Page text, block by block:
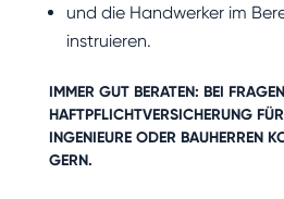
und die Handwerker im
instruieren.
IMMER GUT BERATEN: BEI
HAFTPFLICHTVERSICHERUNG FÜR
INGENIEUREODER BAUHERREN
GERN.